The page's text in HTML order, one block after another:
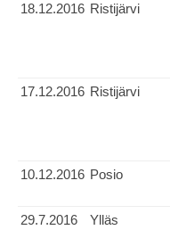
18.12.2016 Ristijärvi
17.12.2016 Ristijärvi
10.12.2016 Posio
29.7.2016 Ylläs